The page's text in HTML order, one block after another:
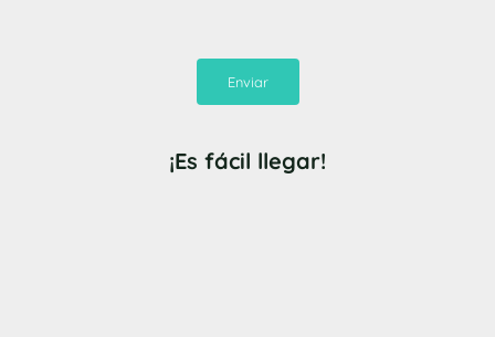
Enviar
¡Es fácil llegar!